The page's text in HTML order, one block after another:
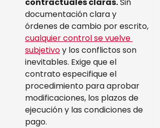
documentación clara y
órdenes de cambio por escrito,
cualquier control se vuelve
subjetivo y los conflictos son
inevitables. Exige que el
contrato especifique el
procedimiento para aprobar
modificaciones, los plazos de
ejecución y las condiciones de
pago.